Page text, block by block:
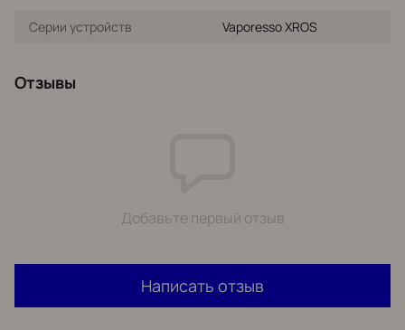
Серии устройств Vaporesso XROS
Отзывы
Добавьте первый отзыв
Написать отзыв